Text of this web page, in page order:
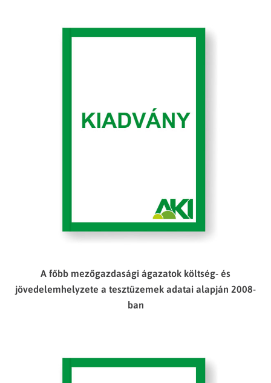
A főbb mezőgazdasági ágazatok költség- és
jövedelemhelyzete a tesztüzemek adatai alapján 2008-
ban